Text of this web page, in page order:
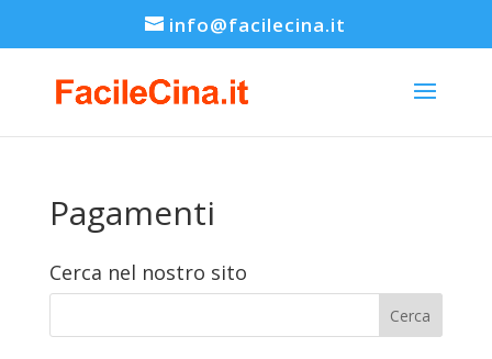
info@facilecina.it
Pagamenti
Cerca nel nostro sito